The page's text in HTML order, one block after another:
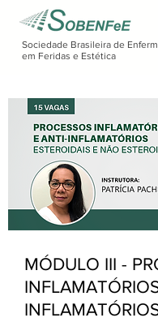
Sociedade Brasileira de
em Feridas e Estética
MÓDULO III -